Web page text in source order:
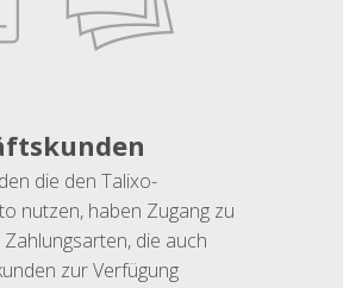
die den Talixo-
nutzen, haben Zugang zu
die auch
zur Verfügung